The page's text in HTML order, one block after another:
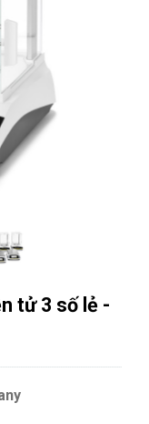
tử 3 số lẻ -